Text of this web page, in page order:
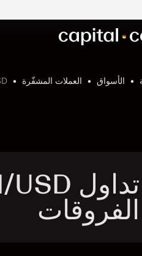
الأسواق العملات المشفّرة
الفروقات